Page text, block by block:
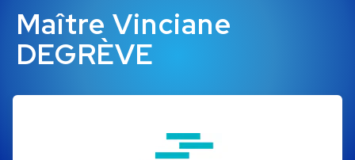
Maître Vinciane
DEGRÈVE